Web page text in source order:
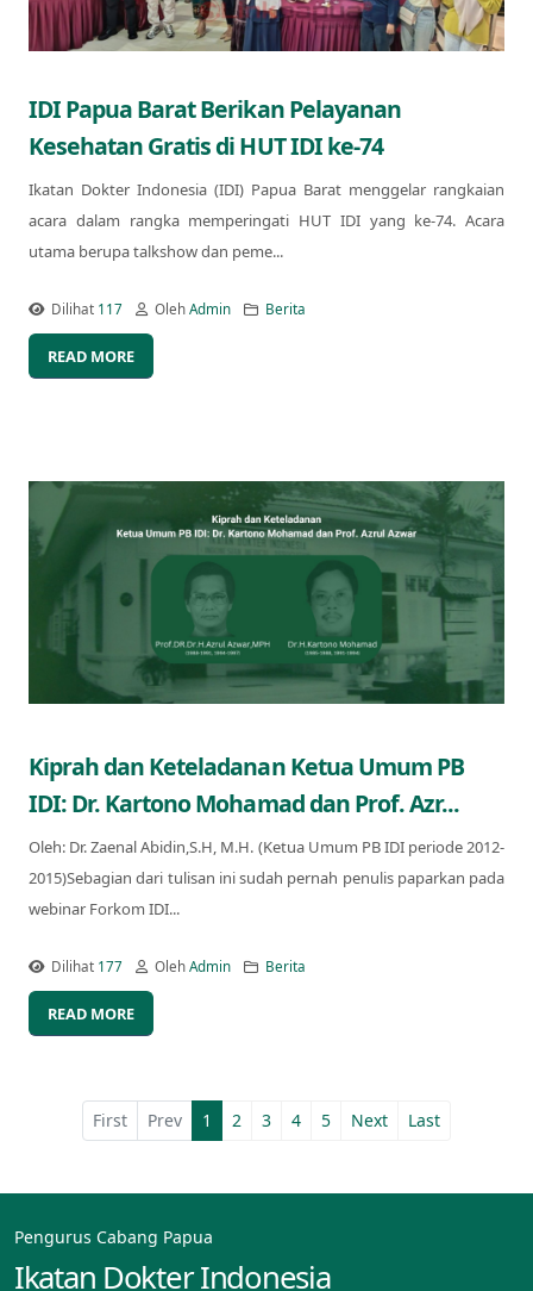
IDI Papua Barat Berikan Pelayanan
Kesehatan Gratis di HUT IDI ke-74
Ikatan Dokter Indonesia (IDI) Papua Barat menggelar rangkaian
acara dalam rangka memperingati HUT IDI yang ke-74. Acara
utama berupa talkshow dan peme...
Dilihat 117 OlehAdmin Berita
READ MORE
Kiprah dan Keteladanan Ketua Umum PB
IDI: Dr. Kartono Mohamad dan Prof. Azr...
Oleh: Dr. Zaenal Abidin,S.H, M.H. (Ketua Umum PB IDI periode 2012-
2015)Sebagian dari tulisan ini sudah pernah penulis paparkan pada
webinar Forkom IDI...
Dilihat 177 OlehAdmin Berita
READ MORE
First Prev 1 2 3 4 5 Next Last
Pengurus Cabang Papua
Ikatan Dokter Indonesia